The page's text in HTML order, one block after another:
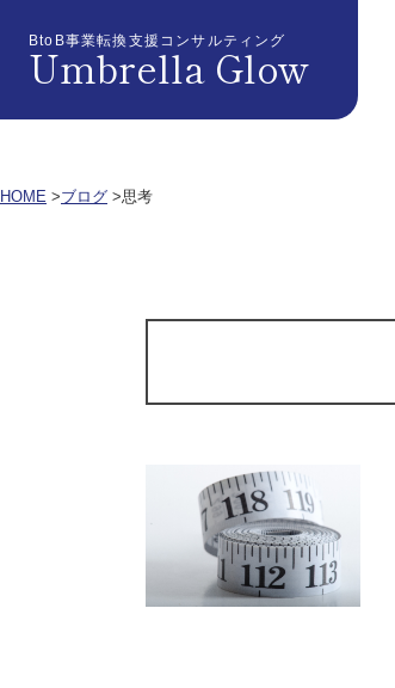
BtoB事業転換支援コンサルティング
Umbrella Glow
HOME ブログ 思考